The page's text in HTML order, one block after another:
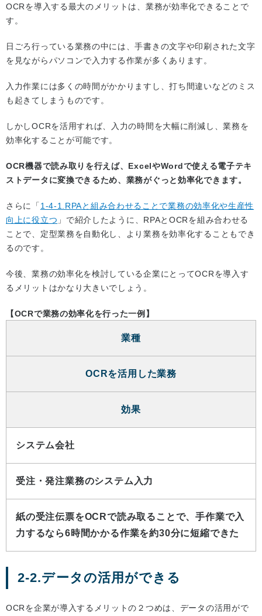
OCRを導入する最大のメリットは、業務が効率化できることで
す。
日ごろ行っている業務の中には、手書きの文字や印刷された文字
を見ながらパソコンで入力する作業が多くあります。
入力作業には多くの時間がかかりますし、打ち間違いなどのミス
も起きてしまうものです。
しかしOCRを活用すれば、入力の時間を大幅に削減し、業務を
効率化することが可能です。
OCR機器で読み取りを行えば、ExcelやWordで使える電子テキ
ストデータに変換できるため、業務がぐっと効率化できます。
さらに「 1-4-1.RPAと組み合わせることで業務の効率化や生産性
向上に役立つ 」で紹介したように、RPAとOCRを組み合わせる
ことで、定型業務を自動化し、より業務を効率化することもでき
るのです。
今後、業務の効率化を検討している企業にとってOCRを導入す
るメリットはかなり大きいでしょう。
【OCRで業務の効率化を行った一例】
業種
OCRを活用した業務
効果
システム会社
受注・発注業務のシステム入力
紙の受注伝票をOCRで読み取ることで、手作業で入
力するなら6時間かかる作業を約30分に短縮できた
2-2.データの活用ができる
OCRを企業が導入するメリットの２つめは、データの活用がで